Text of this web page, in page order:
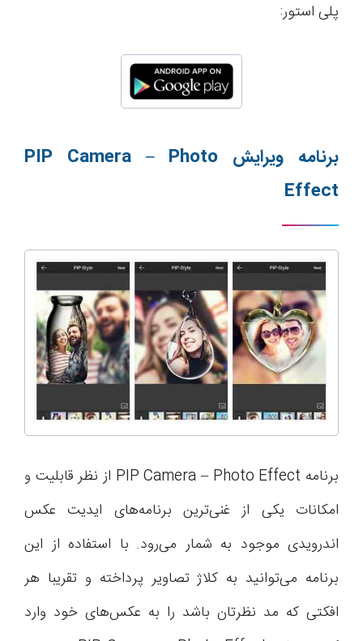
پلی استور:
برنامه ویرایش PIP Camera – Photo
Effect
برنامه PIP Camera – Photo Effect از نظر قابلیت و
امکانات یکی از غنی‌ترین برنامه‌های ایدیت عکس
اندرویدی موجود به شمار می‌رود. با استفاده از این
برنامه می‌توانید به کلاژ تصاویر پرداخته و تقریبا هر
افکتی که مد نظرتان باشد را به عکس‌های خود وارد